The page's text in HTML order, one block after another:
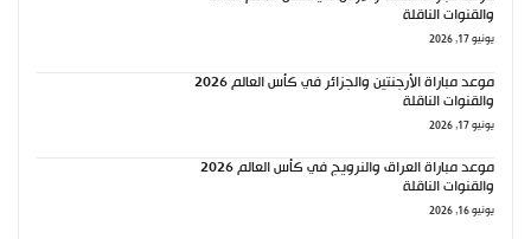
والقنوات الناقلة
يونيو 17, 2026
موعد مباراة الأرجنتين والجزائر في كأس العالم 2026
والقنوات الناقلة
يونيو 17, 2026
موعد مباراة العراق والنرويج في كأس العالم 2026
والقنوات الناقلة
يونيو 16, 2026